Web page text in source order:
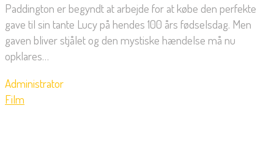
Paddington er begyndt at arbejde for at købe den perfekte
gave til sin tante Lucy på hendes 100 års fødselsdag. Men
gaven bliver stjålet og den mystiske hændelse må nu
opklares…
Administrator
Film